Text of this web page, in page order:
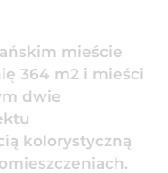
mieście
364 m2 i mieści
dwie
kolorystyczną